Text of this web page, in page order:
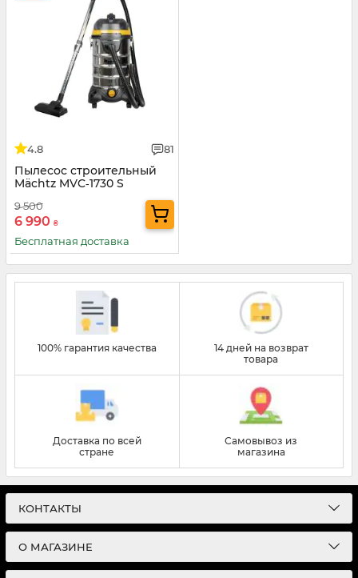
4.8 81
Пылесос строительный
Mächtz MVC‑1730 S
9 500
6 990 ₴
Бесплатная доставка
100% гарантия качества
14 дней на возврат
товара
Доставка по всей
стране
Самовывоз из
магазина
КОНТАКТЫ
О МАГАЗИНЕ